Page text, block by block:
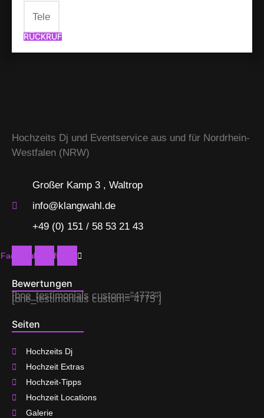
RÜCKRUF
Hochzeits Dj und Eventservice aus und für Nordrhein-
Westfalen (NRW)
Großer Kamp 3 , Waltrop
info@klangwahl.de
+49 (0) 151 / 58 53 21 43
FacebookInstagramTwitter
Bewertungen
[bne_testimonials custom="4773"]
[bne_testimonials custom="4775"]
Seiten
Hochzeits Dj
Hochzeit Extras
Hochzeit-Tipps
Hochzeit Locations
Galerie